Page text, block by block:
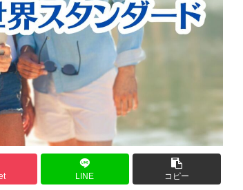
LINE コピー